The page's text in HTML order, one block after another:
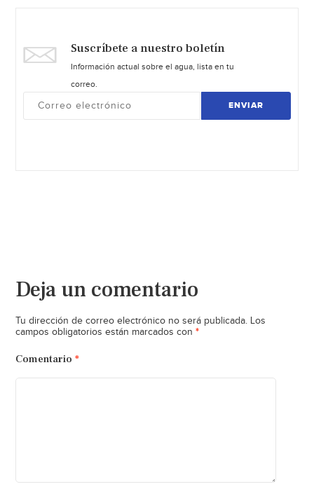
Suscríbete a nuestro boletín
Información actual sobre el agua, lista en tu
correo.
ENVIAR
Deja un comentario
Tu dirección de correo electrónico no será publicada. Los
campos obligatorios están marcados con *
Comentario *